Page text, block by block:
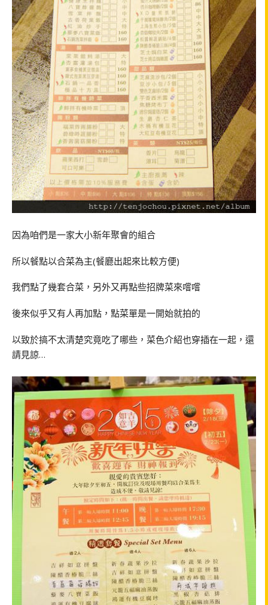
因為咱們是一家大小新年聚會的組合
所以餐點以合菜為主(餐廳出起來比較方便)
我們點了幾套合菜，另外又再點些招牌菜來嚐嚐
後來似乎又有人再加點，點菜單是一開始就拍的
以致於搞不太清楚究竟吃了哪些，菜色介紹也穿插在一起，還
請見諒…